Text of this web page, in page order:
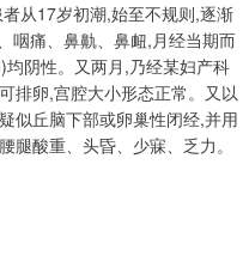
从17岁初潮,始至不规则,逐渐
咽痛、鼻鼽、鼻衄,月经当期而
阴性。又两月,乃经某妇产科
排卵,宫腔大小形态正常。又以
似丘脑下部或卵巢性闭经,并用
腿酸重、头昏、少寐、乏力。